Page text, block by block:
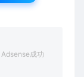
成功